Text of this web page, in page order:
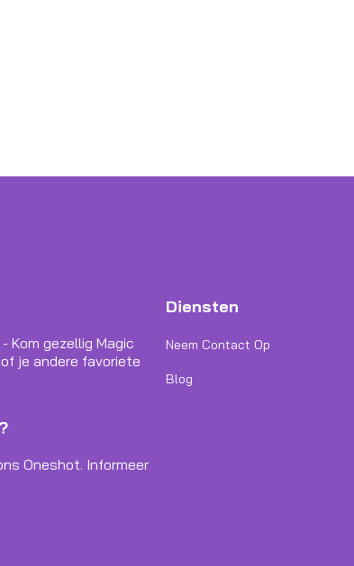
Kom gezellig Magic
je andere favoriete
Oneshot. Informeer
Diensten
Neem Contact Op
Blog